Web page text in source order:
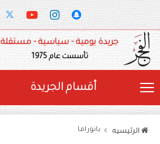
جريدة يومية - سياسية - مستقلة
تأسست عام 1975
أقسام الجريدة
الرئيسيه بانوراما